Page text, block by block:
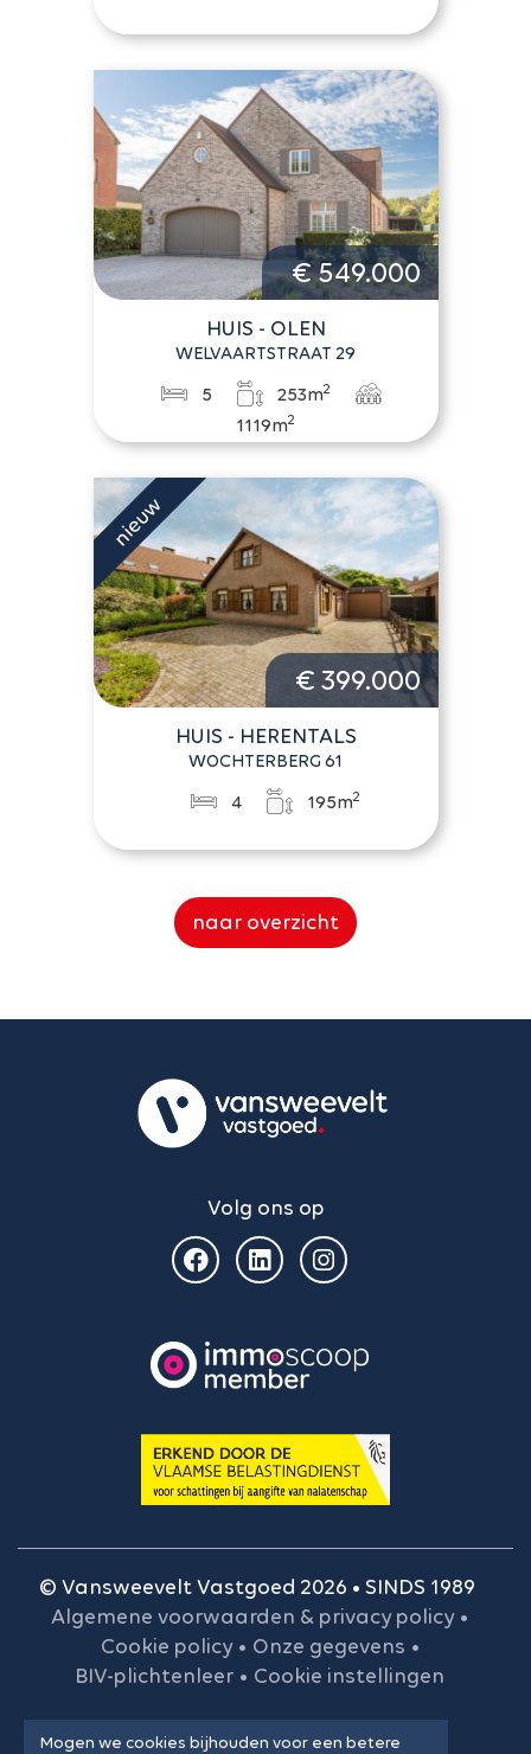
€ 549.000
HUIS - OLEN
WELVAARTSTRAAT 29
5 253m2
1119m2
€ 399.000
HUIS - HERENTALS
WOCHTERBERG 61
4 195m2
naar overzicht
Volg ons op
© Vansweevelt Vastgoed 2026 • SINDS 1989
Algemene voorwaarden & privacy policy •
Cookie policy • Onze gegevens •
BIV-plichtenleer • Cookie instellingen
Mogen we cookies bijhouden voor een betere